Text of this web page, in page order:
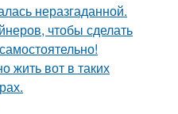
неразгаданной.
чтобы сделать
жить вот в таких